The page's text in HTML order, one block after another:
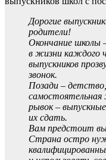
Дорогие
родители!
Окончание школы
в жизни каждого
выпускников
звонок.
Позади –
самостоятельная
рывок –
их сдать.
Вам предстоит
Страна остро